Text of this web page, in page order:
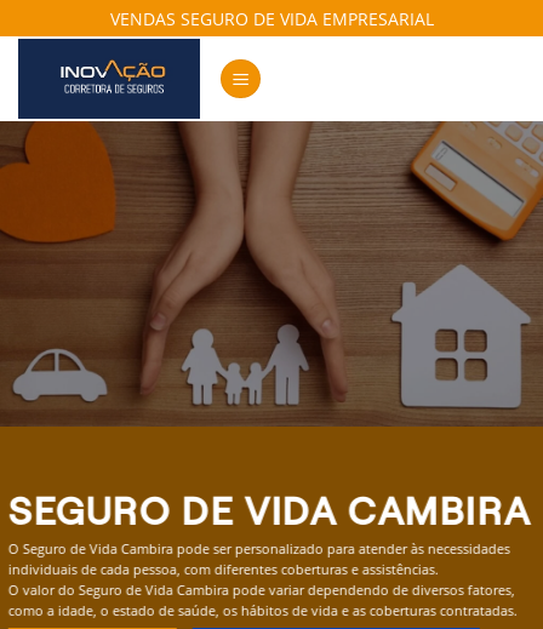
to
content
VENDAS SEGURO DE VIDA EMPRESARIAL
SEGURO DE VIDA CAMBIRA
O Seguro de Vida Cambira pode ser personalizado para atender às necessidades
individuais de cada pessoa, com diferentes coberturas e assistências.
O valor do Seguro de Vida Cambira pode variar dependendo de diversos fatores,
como a idade, o estado de saúde, os hábitos de vida e as coberturas contratadas.